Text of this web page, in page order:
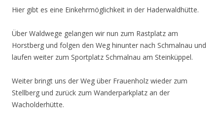
Hier gibt es eine Einkehrmöglichkeit in der Haderwaldhütte.
Über Waldwege gelangen wir nun zum Rastplatz am
Horstberg und folgen den Weg hinunter nach Schmalnau und
laufen weiter zum Sportplatz Schmalnau am Steinküppel.
Weiter bringt uns der Weg über Frauenholz wieder zum
Stellberg und zurück zum Wanderparkplatz an der
Wacholderhütte.